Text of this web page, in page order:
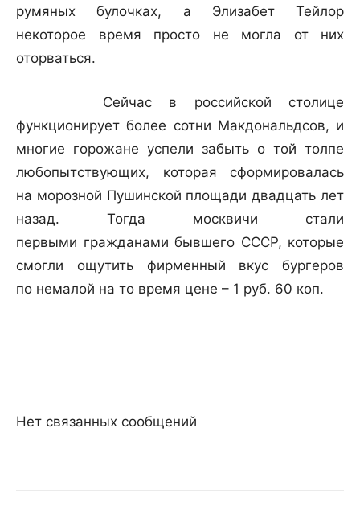
румяных булочках, а Элизабет Тейлор
некоторое время просто не могла от них
оторваться.
Сейчас в российской столице
функционирует более сотни Макдональдсов, и
многие горожане успели забыть о той толпе
любопытствующих, которая сформировалась
на морозной Пушинской площади двадцать лет
назад. Тогда москвичи стали
первыми гражданами бывшего СССР, которые
смогли ощутить фирменный вкус бургеров
по немалой на то время цене – 1 руб. 60 коп.
Нет связанных сообщений